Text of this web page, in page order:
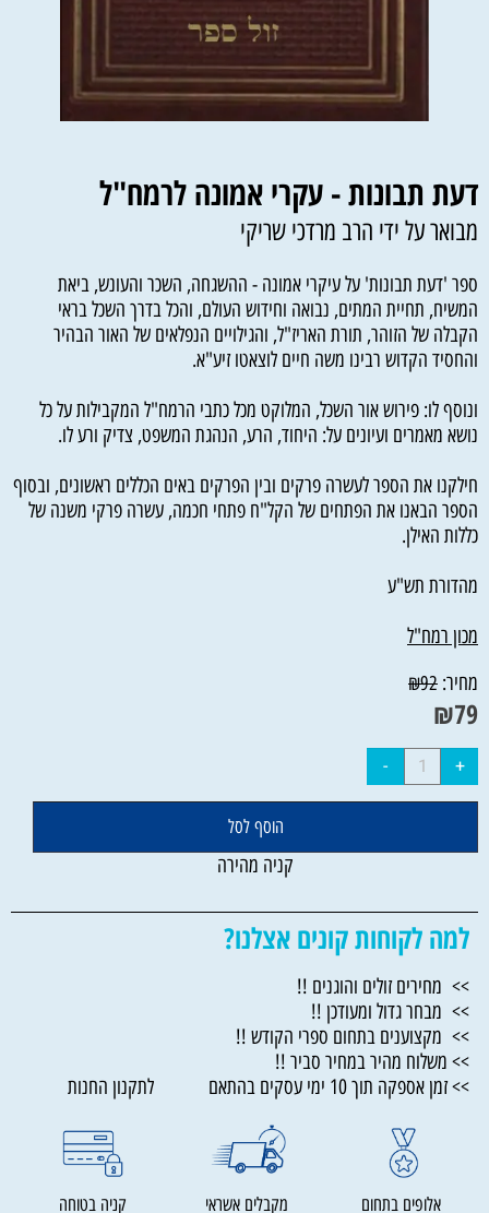
דעת תבונות - עקרי אמונה לרמח"ל
מבואר על ידי הרב מרדכי שריקי
ספר 'דעת תבונות' על עיקרי אמונה - ההשגחה, השכר והעונש, ביאת
המשיח, תחיית המתים, נבואה וחידוש העולם, והכל בדרך השכל בראי
הקבלה של הזוהר, תורת האריז"ל, והגילויים הנפלאים של האור הבהיר
והחסיד הקדוש רבינו משה חיים לוצאטו זיע"א.
ונוסף לו: פירוש אור השכל, המלוקט מכל כתבי הרמח"ל המקבילות על כל
נושא מאמרים ועיונים על: היחוד, הרע, הנהגת המשפט, צדיק ורע לו.
חילקנו את הספר לעשרה פרקים ובין הפרקים באים הכללים ראשונים, ובסוף
הספר הבאנו את הפתחים של הקל"ח פתחי חכמה, עשרה פרקי משנה של
כללות האילן.
מהדורת תש"ע
מכון רמח"ל
מחיר:
₪92
₪79
הוסף לסל
קניה מהירה
למה לקוחות קונים אצלנו?
>> מחירים זולים והוגנים !!
>> מבחר גדול ומעודכן !!
>> מקצוענים בתחום ספרי הקודש !!
>> משלוח מהיר במחיר סביר !!
>> זמן אספקה תוך 10 ימי עסקים בהתאם לתקנון החנות
אלופים בתחום מקבלים אשראי קניה בטוחה